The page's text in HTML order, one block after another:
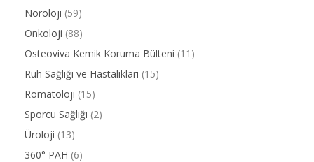
Nöroloji (59)
Onkoloji (88)
Osteoviva Kemik Koruma Bülteni (11)
Ruh Sağlığı ve Hastalıkları (15)
Romatoloji (15)
Sporcu Sağlığı (2)
Üroloji (13)
360° PAH (6)